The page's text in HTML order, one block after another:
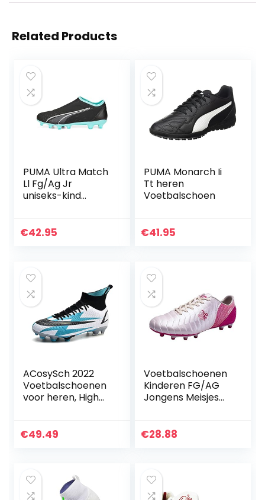
Related Products
PUMA Ultra Match
Ll Fg/Ag Jr
uniseks-kind
€42.95
PUMA Monarch Ii
Tt heren
Voetbalschoen
€41.95
ACosySch 2022
Voetbalschoenen
voor heren, High
kindertrainingssch
voetbalschoenen,
uniseks
€49.49
Voetbalschoenen
Kinderen FG/AG
Jongens Meisjes
TF Soccer
€28.88